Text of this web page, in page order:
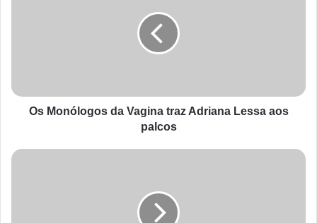
Os Monólogos da Vagina traz Adriana Lessa aos
palcos